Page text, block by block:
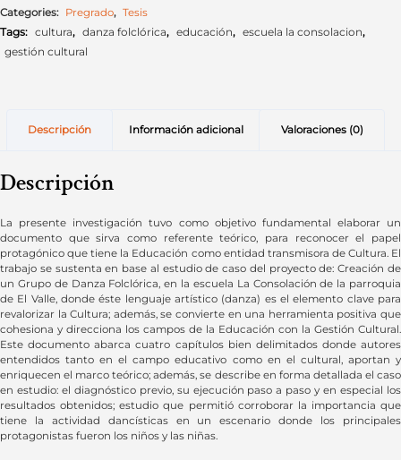
Categories: Pregrado, Tesis
Tags: cultura, danza folclórica, educación, escuela la consolacion,
gestión cultural
Descripción Información adicional Valoraciones (0)
Descripción
La presente investigación tuvo como objetivo fundamental elaborar un
documento que sirva como referente teórico, para reconocer el papel
protagónico que tiene la Educación como entidad transmisora de Cultura. El
trabajo se sustenta en base al estudio de caso del proyecto de: Creación de
un Grupo de Danza Folclórica, en la escuela La Consolación de la parroquia
de El Valle, donde éste lenguaje artístico (danza) es el elemento clave para
revalorizar la Cultura; además, se convierte en una herramienta positiva que
cohesiona y direcciona los campos de la Educación con la Gestión Cultural.
Este documento abarca cuatro capítulos bien delimitados donde autores
entendidos tanto en el campo educativo como en el cultural, aportan y
enriquecen el marco teórico; además, se describe en forma detallada el caso
en estudio: el diagnóstico previo, su ejecución paso a paso y en especial los
resultados obtenidos; estudio que permitió corroborar la importancia que
tiene la actividad dancísticas en un escenario donde los principales
protagonistas fueron los niños y las niñas.